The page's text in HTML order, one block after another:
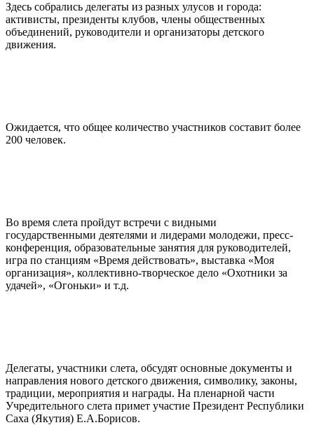
Здесь собрались делегаты из разных улусов и города:
активисты, президенты клубов, члены общественных
объединений, руководители и организаторы детского
движения.
Ожидается, что общее количество участников составит более
200 человек.
Во время слета пройдут встречи с видными
государственными деятелями и лидерами молодежи, пресс-
конференция, образовательные занятия для руководителей,
игра по станциям «Время действовать», выставка «Моя
организация», коллективно-творческое дело «Охотники за
удачей», «Огоньки» и т.д.
Делегаты, участники слета, обсудят основные документы и
направления нового детского движения, символику, законы,
традиции, мероприятия и награды. На пленарной части
Учредительного слета примет участие Президент Республики
Саха (Якутия) Е.А.Борисов.